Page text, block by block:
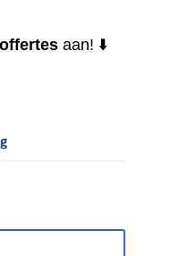
offertes aan! ⬇️